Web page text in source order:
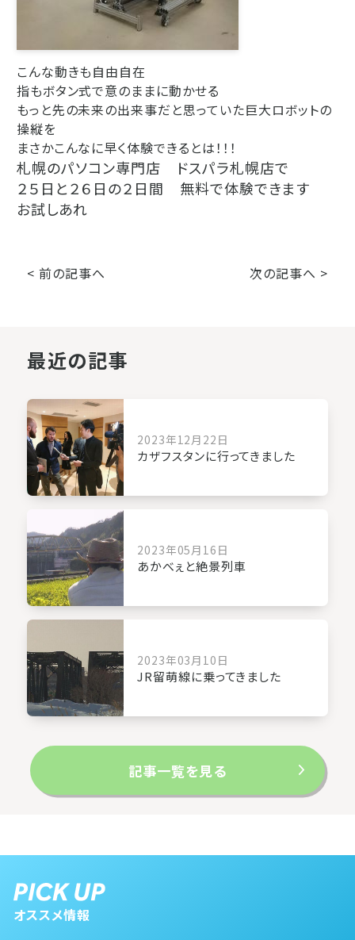
こんな動きも自由自在
指もボタン式で意のままに動かせる
もっと先の未来の出来事だと思っていた巨大ロボットの
操縦を
まさかこんなに早く体験できるとは！！！
札幌のパソコン専門店 ドスパラ札幌店で
２５日と２６日の２日間 無料で体験できます
お試しあれ
< 前の記事へ 次の記事へ >
最近の記事
2023年12月22日
カザフスタンに行ってきました
2023年05月16日
あかべぇと絶景列車
2023年03月10日
JR留萌線に乗ってきました
記事一覧を見る
オススメ情報